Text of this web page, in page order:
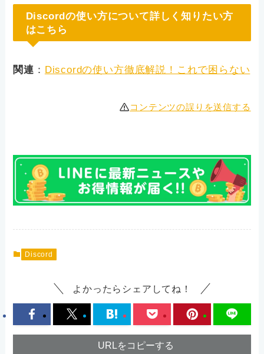
Discordの使い方について詳しく知りたい方
はこちら
関連 ： Discordの使い方徹底解説！これで困らない
コンテンツの誤りを送信する
Discord
よかったらシェアしてね！
URLをコピーする